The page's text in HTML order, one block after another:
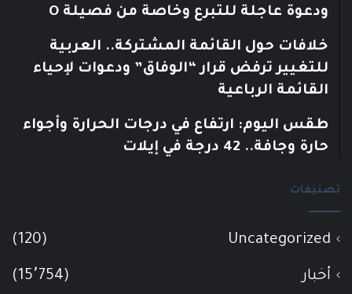
ودعوة عاجلة للتبرع وخاصة من فصيلة O
خلافات حول القائمة المشتركة.. العربية
للتغيير ترفض قرار “الوفاق” ودعوات لإحياء
القائمة الرباعية
طقس اليوم: ارتفاع في درجات الحرارة وأجواء
حارة وجافة.. 42 درجة في إيلات
تصنيفات
Uncategorized
(120)
أخبار (15٬754)